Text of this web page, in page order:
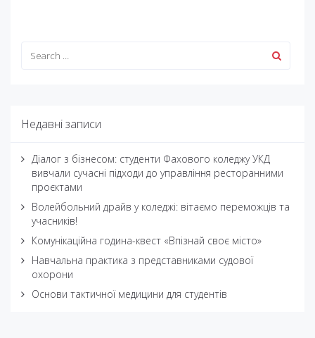
Недавні записи
Діалог з бізнесом: студенти Фахового коледжу УКД
вивчали сучасні підходи до управління ресторанними
проєктами
Волейбольний драйв у коледжі: вітаємо переможців та
учасників!
Комунікаційна година-квест «Впізнай своє місто»
Навчальна практика з представниками судової
охорони
Основи тактичної медицини для студентів